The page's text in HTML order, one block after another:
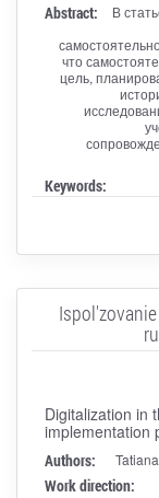
Abstract:
В
что
цель,
Keywords:
Digitalization in
implementation
Authors:
Work direction: